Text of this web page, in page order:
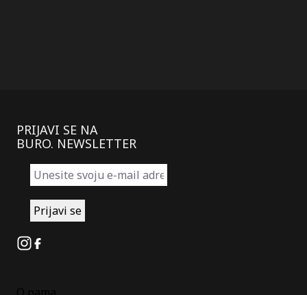
PRIJAVI SE NA
BURO. NEWSLETTER
Instagram
Facebook